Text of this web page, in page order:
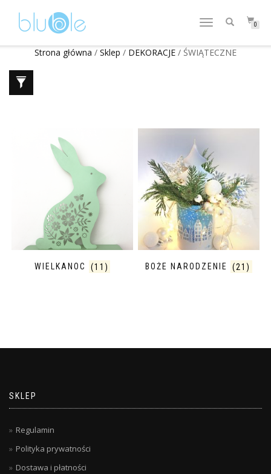
WŁĄCZ
0
Strona główna / Sklep / DEKORACJE / ŚWIĄTECZNE
WIELKANOC (11) BOŻE NARODZENIE (21)
SKLEP
Regulamin
Polityka prywatności
Dostawa i płatności